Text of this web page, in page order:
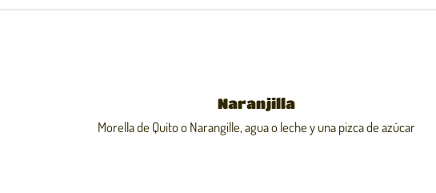
Naranjilla
Morella de Quito o Narangille, agua o leche y una pizca de azúcar